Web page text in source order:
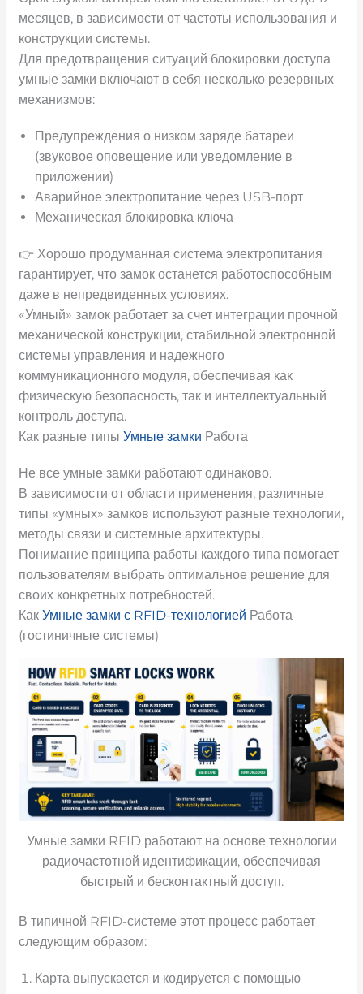
месяцев, в зависимости от частоты использования и
конструкции системы.
Для предотвращения ситуаций блокировки доступа
умные замки включают в себя несколько резервных
механизмов:
Предупреждения о низком заряде батареи
(звуковое оповещение или уведомление в
приложении)
Аварийное электропитание через USB-порт
Механическая блокировка ключа
👉 Хорошо продуманная система электропитания
гарантирует, что замок останется работоспособным
даже в непредвиденных условиях.
«Умный» замок работает за счет интеграции прочной
механической конструкции, стабильной электронной
системы управления и надежного
коммуникационного модуля, обеспечивая как
физическую безопасность, так и интеллектуальный
контроль доступа.
Как разные типыУмные замки Работа
Не все умные замки работают одинаково.
В зависимости от области применения, различные
типы «умных» замков используют разные технологии,
методы связи и системные архитектуры.
Понимание принципа работы каждого типа помогает
пользователям выбрать оптимальное решение для
своих конкретных потребностей.
КакУмные замки с RFID-технологией Работа
(гостиничные системы)
Умные замки RFID работают на основе технологии
радиочастотной идентификации, обеспечивая
быстрый и бесконтактный доступ.
В типичной RFID-системе этот процесс работает
следующим образом:
Карта выпускается и кодируется с помощью